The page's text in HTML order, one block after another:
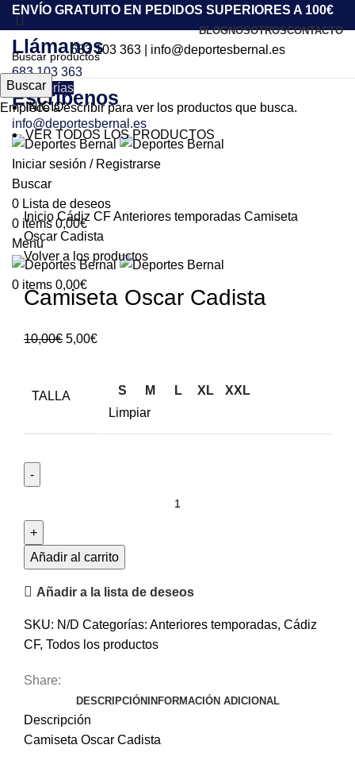
ENVÍO GRATUITO EN PEDIDOS SUPERIORES A 100€
BLOGNOSOTROSCONTACTO
683 103 363| info@deportesbernal.es
Llámanos
683 103 363
Escríbenos
info@deportesbernal.es
Iniciar sesión / Registrarse
Buscar
0 Lista de deseos
0 items 0,00€
Menu
0 items 0,00€
Categorías
INICIO
VER TODOS LOS PRODUCTOS
-50%
Click to enlarge
InicioCádiz CFAnteriores temporadas Camiseta
Oscar Cadista
Volver a los productos
Camiseta Oscar Cadista
10,00€ 5,00€
TALLA S M L XL
XXL
Limpiar
Añadir al carrito
Añadir a la lista de deseos
SKU: N/D Categorías: Anteriores temporadas, Cádiz
CF, Todos los productos
Share:
DESCRIPCIÓN INFORMACIÓN ADICIONAL
Descripción
Camiseta Oscar Cadista
Buscar
Empiece a escribir para ver los productos que busca.